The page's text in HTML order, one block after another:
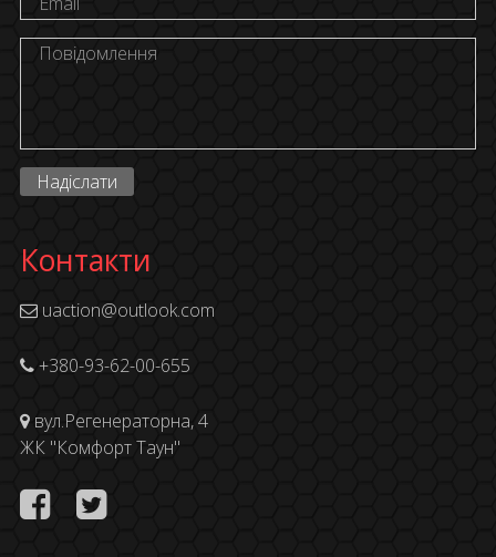
Надіслати
Контакти
uaction@outlook.com
+380-93-62-00-655
вул.Регенераторна, 4
ЖК "Комфорт Таун"